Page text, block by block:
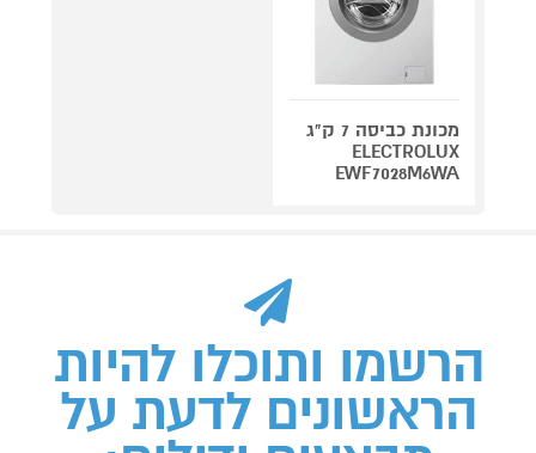
מכונת כביסה 7 ק"ג
ELECTROLUX
EWF7028M6WA
הרשמו ותוכלו להיות
הראשונים לדעת על